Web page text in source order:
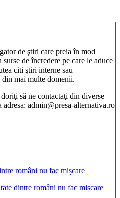
de ştiri care preia în mod
de încredere pe care le aduce
citi ştiri interne sau
din mai multe domenii.
să ne contactaţi din diverse
admin@presa-alternativa.ro
dintre români nu fac mișcare